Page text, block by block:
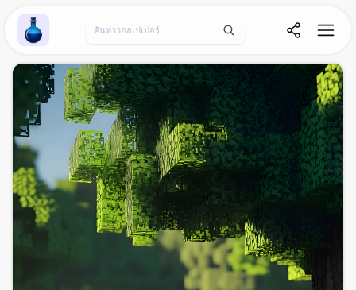
Wallpaper Alchemy